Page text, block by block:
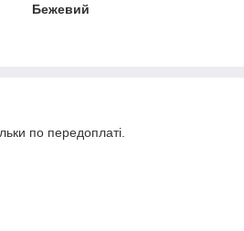
Бежевий
по передоплаті.